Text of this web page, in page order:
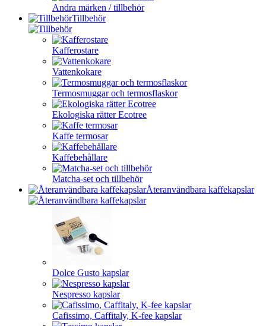
Andra märken / tillbehör
Tillbehör
Kafferostare
Vattenkokare
Termosmuggar och termosflaskor
Ekologiska rätter Ecotree
Kaffe termosar
Kaffebehållare
Matcha-set och tillbehör
Återanvändbara kaffekapslar
Dolce Gusto kapslar
Nespresso kapslar
Cafissimo, Caffitaly, K-fee kapslar